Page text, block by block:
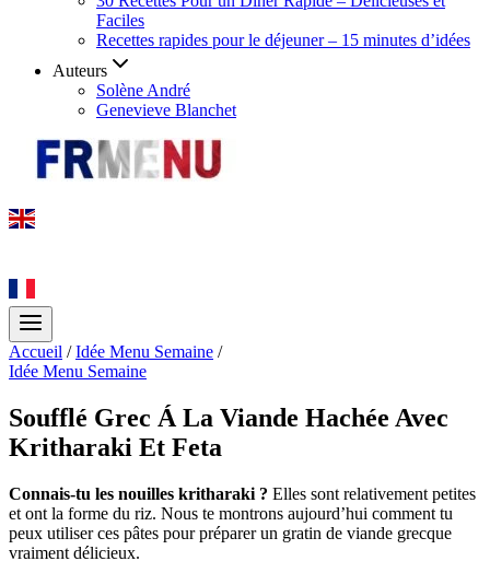
Faciles
Recettes rapides pour le déjeuner – 15 minutes d’idées
Auteurs
Solène André
Genevieve Blanchet
Accueil / Idée Menu Semaine /
Idée Menu Semaine
Soufflé Grec Á La Viande Hachée Avec
Kritharaki Et Feta
Connais-tu les nouilles kritharaki ? Elles sont relativement petites
et ont la forme du riz. Nous te montrons aujourd’hui comment tu
peux utiliser ces pâtes pour préparer un gratin de viande grecque
vraiment délicieux.